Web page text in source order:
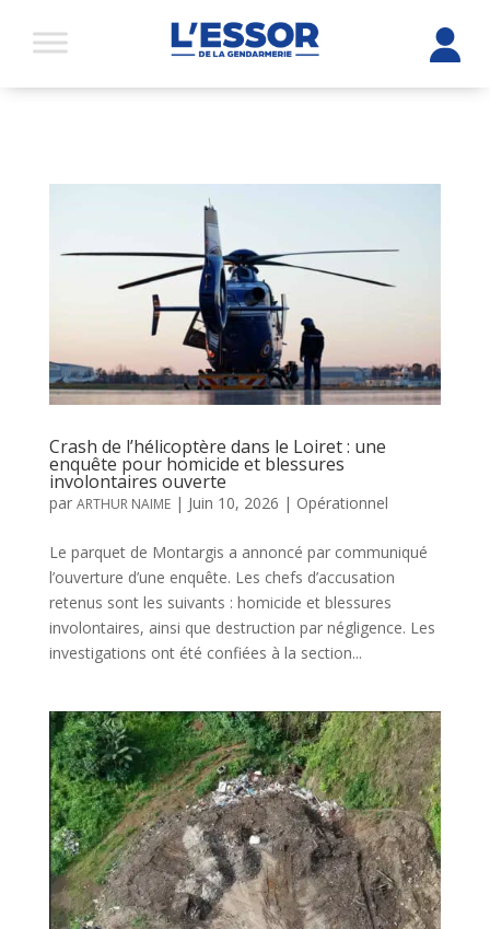
Crash de l’hélicoptère dans le Loiret : une
enquête pour homicide et blessures
involontaires ouverte
par ARTHUR NAIME| Juin 10, 2026 | Opérationnel
Le parquet de Montargis a annoncé par communiqué
l’ouverture d’une enquête. Les chefs d’accusation
retenus sont les suivants : homicide et blessures
involontaires, ainsi que destruction par négligence. Les
investigations ont été confiées à la section...